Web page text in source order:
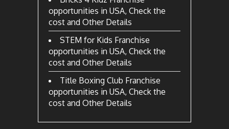
opportunities in USA, Check the
cost and Other Details
STEM for Kids Franchise
opportunities in USA, Check the
cost and Other Details
Title Boxing Club Franchise
opportunities in USA, Check the
cost and Other Details